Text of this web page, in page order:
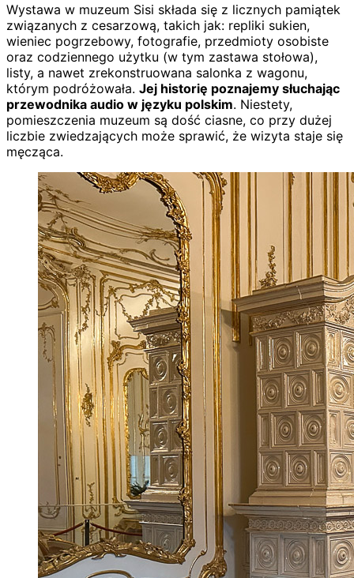
Wystawa w muzeum Sisi składa się z licznych pamiątek
związanych z cesarzową, takich jak: repliki sukien,
wieniec pogrzebowy, fotografie, przedmioty osobiste
oraz codziennego użytku (w tym zastawa stołowa),
listy, a nawet zrekonstruowana salonka z wagonu,
którym podróżowała. Jej historię poznajemy słuchając
przewodnika audio w języku polskim. Niestety,
pomieszczenia muzeum są dość ciasne, co przy dużej
liczbie zwiedzających może sprawić, że wizyta staje się
męcząca.